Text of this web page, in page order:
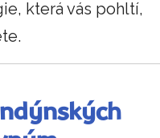
která vás pohltí,